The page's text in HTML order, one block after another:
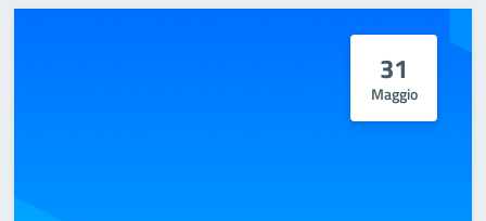
31
Maggio